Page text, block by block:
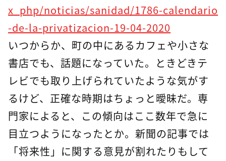
x_php/noticias/sanidad/1786-calendario
-de-la-privatizacion-19-04-2020
いつからか、町の中にあるカフェや小さな
書店でも、話題になっていた。ときどきテ
レビでも取り上げられていたような気がす
るけど、正確な時期はちょっと曖昧だ。専
門家によると、この傾向はここ数年で急に
目立つようになったとか。新聞の記事では
「将来性」に関する意見が割れたりもして